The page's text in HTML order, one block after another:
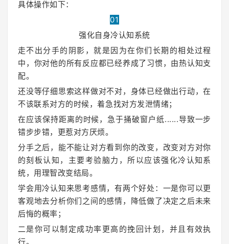
具体操作如下：
01
强化自身冷认知系统
走不出分手的阴影，就是因为在你们长期的相处过程
中，你对他的所有反应都已经养成了习惯，由热认知支
配。
还没等仔细思索这样做对不对，身体已经做出行动，在
不该联系对方的时候，着急找对方发泄情绪；
在应该保持距离的时候，急于捅破窗户纸......导致一步
错步步错，更惹对方厌烦。
分手之后，能不能让对方看到你的改变，改变对方对你
的刻板认知，主要考验脑力，所以应该强化冷认知系
统，用理智改变结局。
学会用冷认知来思考感情，有两个好处：一是你可以更
客观地去分析你们之间的感情，降低做了决定之后未来
后悔的概率；
二是你可以制定成功率更高的挽回计划，并且有效执
行。